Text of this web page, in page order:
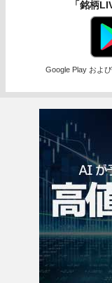
「銘柄
Google Play およ